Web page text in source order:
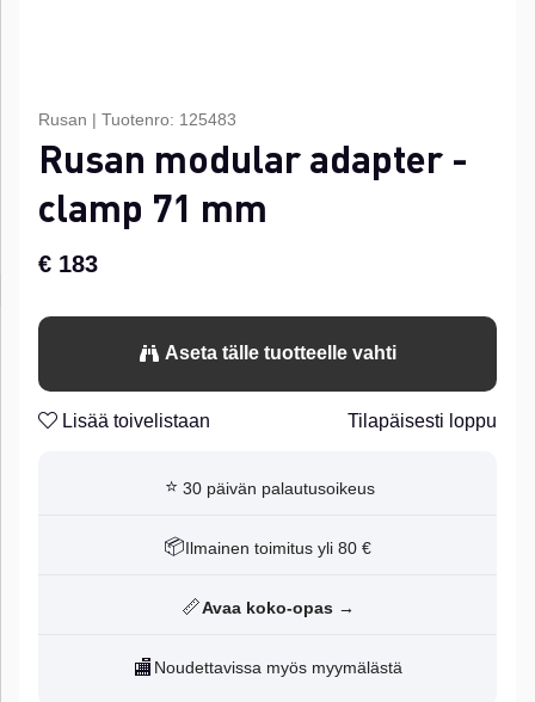
Rusan | Tuotenro: 125483
Rusan modular adapter -
clamp 71 mm
€ 183
Aseta tälle tuotteelle vahti
Lisää toivelistaan Tilapäisesti loppu
⭐ 30 päivän palautusoikeus
📦 Ilmainen toimitus yli 80 €
📏Avaa koko-opas →
🏬 Noudettavissa myös myymälästä